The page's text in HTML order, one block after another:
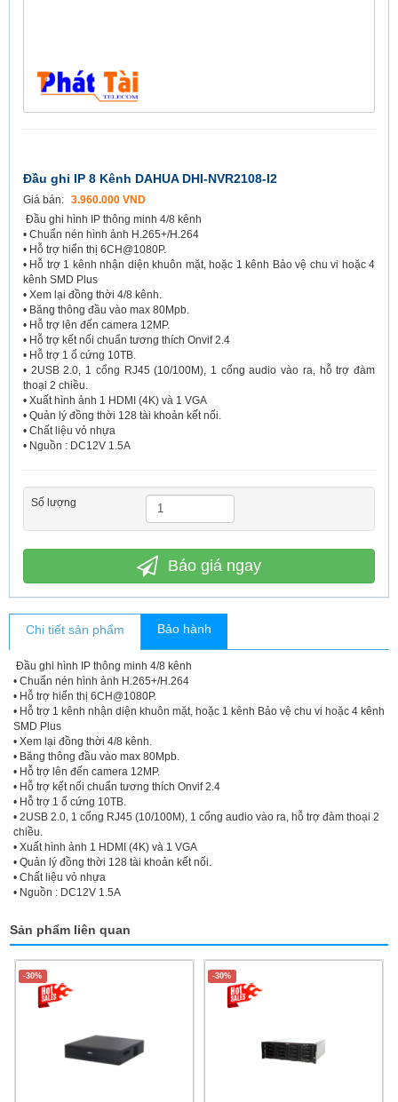
Đầu ghi IP 8 Kênh DAHUA DHI-NVR2108-I2
Giá bán: 3.960.000 VND
Đầu ghi hình IP thông minh 4/8 kênh
• Chuẩn nén hình ảnh H.265+/H.264
• Hỗ trợ hiển thị 6CH@1080P.
• Hỗ trợ 1 kênh nhận diện khuôn mặt, hoặc 1 kênh Bảo vệ chu vi hoặc 4
kênh SMD Plus
• Xem lại đồng thời 4/8 kênh.
• Băng thông đầu vào max 80Mpb.
• Hỗ trợ lên đến camera 12MP.
• Hỗ trợ kết nối chuẩn tương thích Onvif 2.4
• Hỗ trợ 1 ổ cứng 10TB.
• 2USB 2.0, 1 cổng RJ45 (10/100M), 1 cổng audio vào ra, hỗ trợ đàm
thoại 2 chiều.
• Xuất hình ảnh 1 HDMI (4K) và 1 VGA
• Quản lý đồng thời 128 tài khoản kết nối.
• Chất liệu vỏ nhựa
• Nguồn : DC12V 1.5A
Số lượng
Báo giá ngay
Chi tiết sản phẩm Bảo hành
Đầu ghi hình IP thông minh 4/8 kênh
• Chuẩn nén hình ảnh H.265+/H.264
• Hỗ trợ hiển thị 6CH@1080P.
• Hỗ trợ 1 kênh nhận diện khuôn mặt, hoặc 1 kênh Bảo vệ chu vi hoặc 4 kênh
SMD Plus
• Xem lại đồng thời 4/8 kênh.
• Băng thông đầu vào max 80Mpb.
• Hỗ trợ lên đến camera 12MP.
• Hỗ trợ kết nối chuẩn tương thích Onvif 2.4
• Hỗ trợ 1 ổ cứng 10TB.
• 2USB 2.0, 1 cổng RJ45 (10/100M), 1 cổng audio vào ra, hỗ trợ đàm thoại 2
chiều.
• Xuất hình ảnh 1 HDMI (4K) và 1 VGA
• Quản lý đồng thời 128 tài khoản kết nối.
• Chất liệu vỏ nhựa
• Nguồn : DC12V 1.5A
Sản phẩm liên quan
-30% -30%